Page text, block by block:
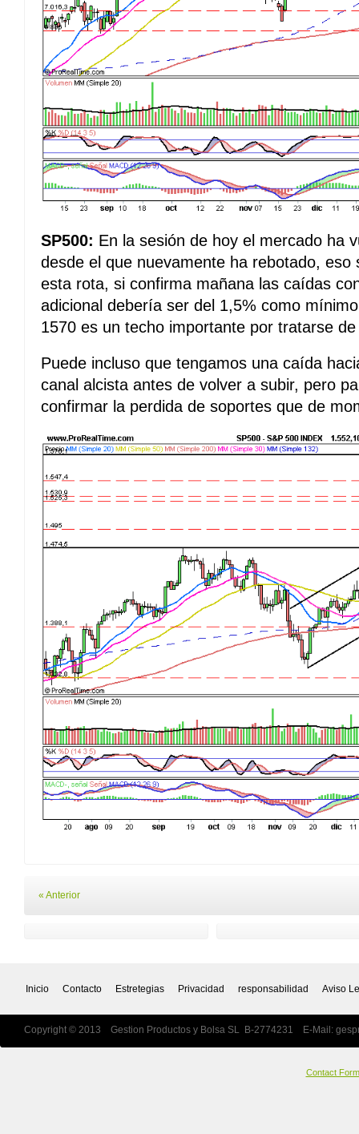
SP500: En la sesión de hoy el mercado ha
desde el que nuevamente ha rebotado,
esta rota, si confirma mañana las caídas
adicional debería ser del 1,5% como
1570 es un techo importante por tratarse
Puede incluso que tengamos una caída
canal alcista antes de volver a subir, pero
confirmar la perdida de soportes que de
« Anterior
Inicio Contacto Estretegias Privacidad responsabilidad Aviso
Copyright © 2013 Gestion Productos y Bolsa SL B-2774231 E-Mail:
Contact Form